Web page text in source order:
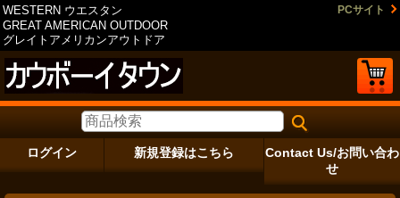
WESTERN ウエスタン
GREAT AMERICAN OUTDOOR
グレイトアメリカンアウトドア
PCサイト
ログイン 新規登録はこちら
Contact Us/お問い合わ
せ